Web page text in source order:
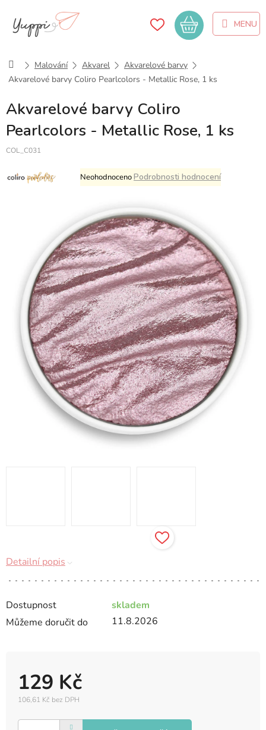
obsah
Nákupní
košík
DomůMalování Akvarel
Akvarelové barvy
Akvarelové barvy Coliro Pearlcolors - Metallic Rose, 1 ks
Akvarelové barvy Coliro
Pearlcolors - Metallic Rose, 1 ks
COL_C031
Průměrné
hodnocení
0,0
z
5
hvězdiček.
NeohodnocenoPodrobnosti hodnocení
Dostupnost
skladem
Můžeme doručit do
11.8.2026
129 Kč
106,61 Kč bez DPH
cena:
Detailní popis